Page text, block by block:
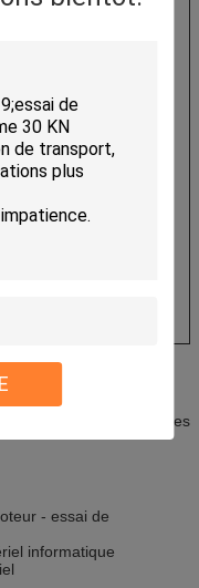
:
gigaoctet, GJB, JIS, les
- essai de
informatique